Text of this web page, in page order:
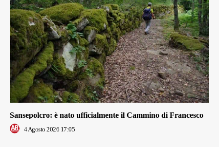
Sansepolcro: è nato ufficialmente il Cammino di Francesco
4 Agosto 2026 17:05